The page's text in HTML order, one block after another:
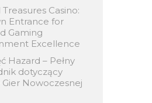
Casino:
Entrance for
Gaming
Excellence
Hazard – Pełny
dotyczący
Nowoczesnej